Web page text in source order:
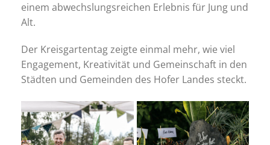
einem abwechslungsreichen Erlebnis für Jung und
Alt.
Der Kreisgartentag zeigte einmal mehr, wie viel
Engagement, Kreativität und Gemeinschaft in den
Städten und Gemeinden des Hofer Landes steckt.